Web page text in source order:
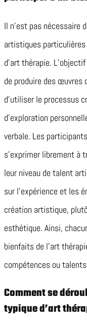
Il n’est pas nécessaire
artistiques
d’art thérapie.
de produire des œuvres
d’utiliser le processus
d’exploration
verbale. Les
s’exprimer librement à
leur niveau de talent
sur l’expérience et les
création artistique,
esthétique. Ainsi,
bienfaits de l’art
compétences ou
Comment se
typique d’art